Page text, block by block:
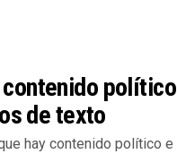
contenido
de texto
hay contenido político e